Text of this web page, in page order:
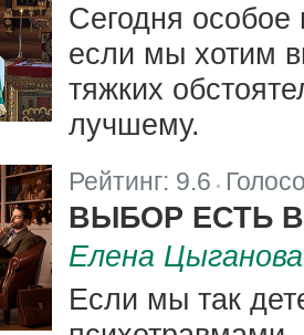
Сегодня
если мы хотим
тяжких
лучшему.
Рейтинг: 9.6
ВЫБОР ЕСТЬ
Елена Цыганова
Если мы так